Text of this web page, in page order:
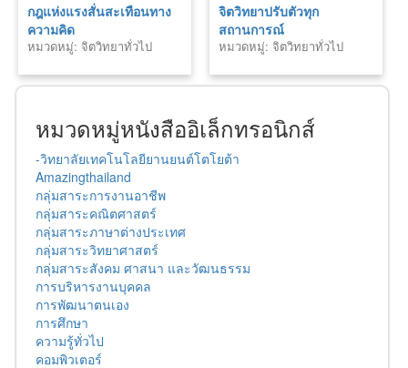
กฎแห่งแรงสั่นสะเทือนทาง
ความคิด
หมวดหมู่: จิตวิทยาทั่วไป
จิตวิทยาปรับตัวทุก
สถานการณ์
หมวดหมู่: จิตวิทยาทั่วไป
หมวดหมู่หนังสืออิเล็กทรอนิกส์
-วิทยาลัยเทคโนโลยียานยนต์โตโยต้า
Amazingthailand
กลุ่มสาระการงานอาชีพ
กลุ่มสาระคณิตศาสตร์
กลุ่มสาระภาษาต่างประเทศ
กลุ่มสาระวิทยาศาสตร์
กลุ่มสาระสังคม ศาสนา และวัฒนธรรม
การบริหารงานบุคคล
การพัฒนาตนเอง
การศึกษา
ความรู้ทั่วไป
คอมพิวเตอร์